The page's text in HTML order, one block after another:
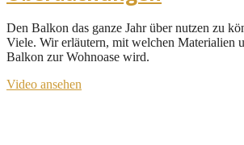
Den Balkon das ganze Jahr über nutzen zu
Viele. Wir erläutern, mit welchen Materialien
Balkon zur Wohnoase wird.
Video ansehen